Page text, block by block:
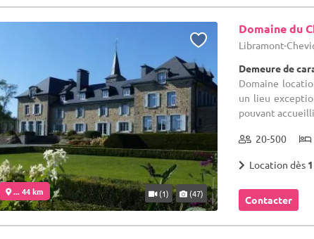
... 44 km (1) (47)
Domaine du
Libramont-
Demeure de
Domaine
un lieu
pouvant
20-500
Location dès
Contacter